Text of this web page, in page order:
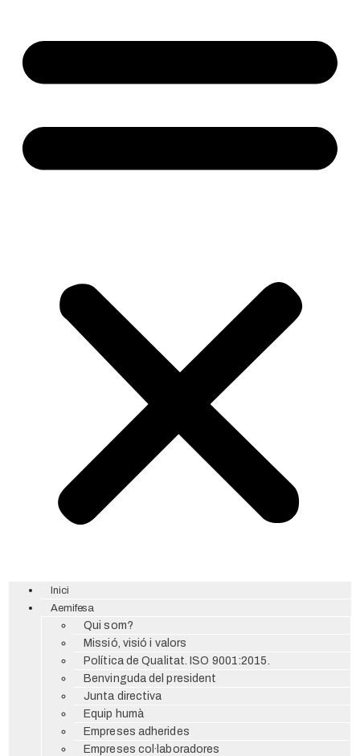
Inici
Aemifesa
Qui som?
Missió, visió i valors
Política de Qualitat. ISO 9001:2015.
Benvinguda del president
Junta directiva
Equip humà
Empreses adherides
Empreses col·laboradores